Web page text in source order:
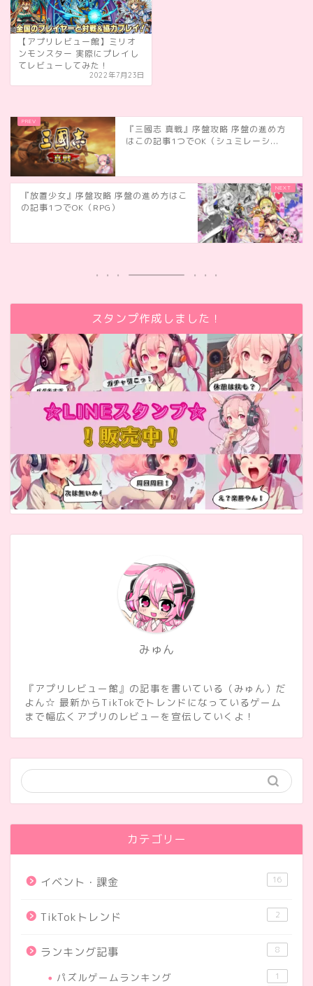
【アプリレビュー館】ミリオ
ンモンスター 実際にプレイし
てレビューしてみた！
2022年7月23日
『三國志 真戦』序盤攻略 序盤の進め方
はこの記事1つでOK（シュミレーシ...
『放置少女』序盤攻略 序盤の進め方はこ
の記事1つでOK（RPG）
スタンプ作成しました！
みゅん
『アプリレビュー館』の記事を書いている（みゅん）だ
よん☆ 最新からTikTokでトレンドになっているゲーム
まで幅広くアプリのレビューを宣伝していくよ！
カテゴリー
イベント・課金 16
TikTokトレンド 2
ランキング記事 8
パズルゲームランキング 1